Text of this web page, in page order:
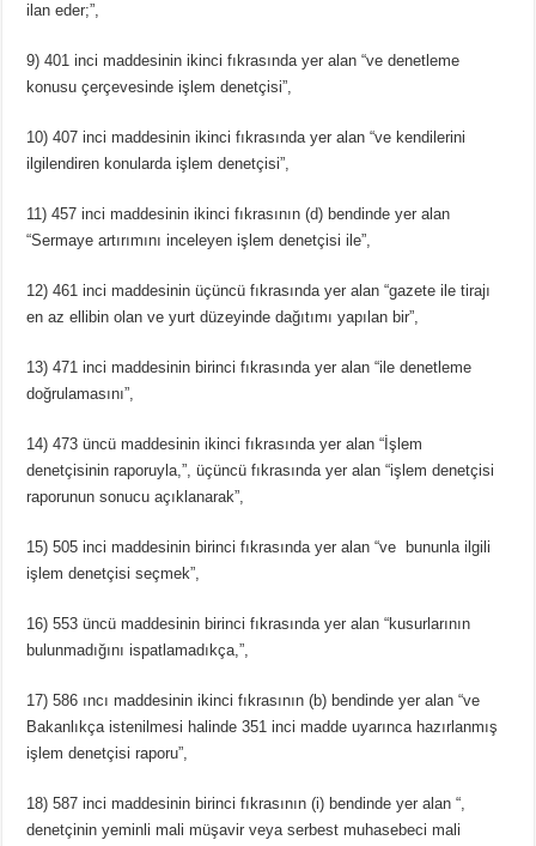
ilan eder;”,
9) 401 inci maddesinin ikinci fıkrasında yer alan “ve denetleme
konusu çerçevesinde işlem denetçisi”,
10) 407 inci maddesinin ikinci fıkrasında yer alan “ve kendilerini
ilgilendiren konularda işlem denetçisi”,
11) 457 inci maddesinin ikinci fıkrasının (d) bendinde yer alan
“Sermaye artırımını inceleyen işlem denetçisi ile”,
12) 461 inci maddesinin üçüncü fıkrasında yer alan “gazete ile tirajı
en az ellibin olan ve yurt düzeyinde dağıtımı yapılan bir”,
13) 471 inci maddesinin birinci fıkrasında yer alan “ile denetleme
doğrulamasını”,
14) 473 üncü maddesinin ikinci fıkrasında yer alan “İşlem
denetçisinin raporuyla,”, üçüncü fıkrasında yer alan “işlem denetçisi
raporunun sonucu açıklanarak”,
15) 505 inci maddesinin birinci fıkrasında yer alan “ve bununla ilgili
işlem denetçisi seçmek”,
16) 553 üncü maddesinin birinci fıkrasında yer alan “kusurlarının
bulunmadığını ispatlamadıkça,”,
17) 586 ıncı maddesinin ikinci fıkrasının (b) bendinde yer alan “ve
Bakanlıkça istenilmesi halinde 351 inci madde uyarınca hazırlanmış
işlem denetçisi raporu”,
18) 587 inci maddesinin birinci fıkrasının (i) bendinde yer alan “,
denetçinin yeminli mali müşavir veya serbest muhasebeci mali